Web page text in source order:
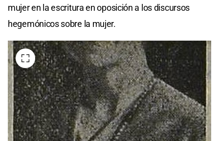
mujer en la escritura en oposición a los discursos
hegemónicos sobre la mujer.